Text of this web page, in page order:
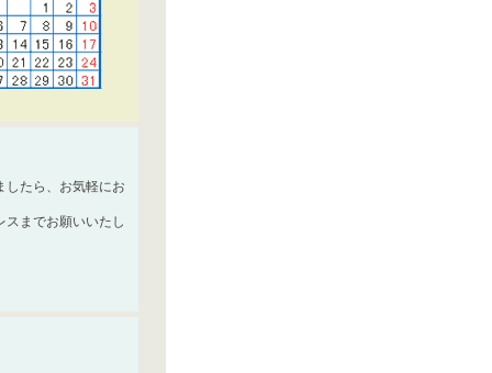
したら、お気軽にお
スまでお願いいたし